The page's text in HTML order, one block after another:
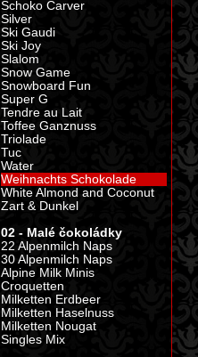
Schoko Carver
Silver
Ski Gaudi
Ski Joy
Slalom
Snow Game
Snowboard Fun
Super G
Tendre au Lait
Toffee Ganznuss
Triolade
Tuc
Water
Weihnachts Schokolade
White Almond and Coconut
Zart & Dunkel
02 - Malé čokoládky
22 Alpenmilch Naps
30 Alpenmilch Naps
Alpine Milk Minis
Croquetten
Milketten Erdbeer
Milketten Haselnuss
Milketten Nougat
Singles Mix